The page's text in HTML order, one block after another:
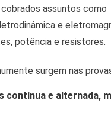
assuntos como
e
potência e resistores.
surgem nas
contínua e alternada,